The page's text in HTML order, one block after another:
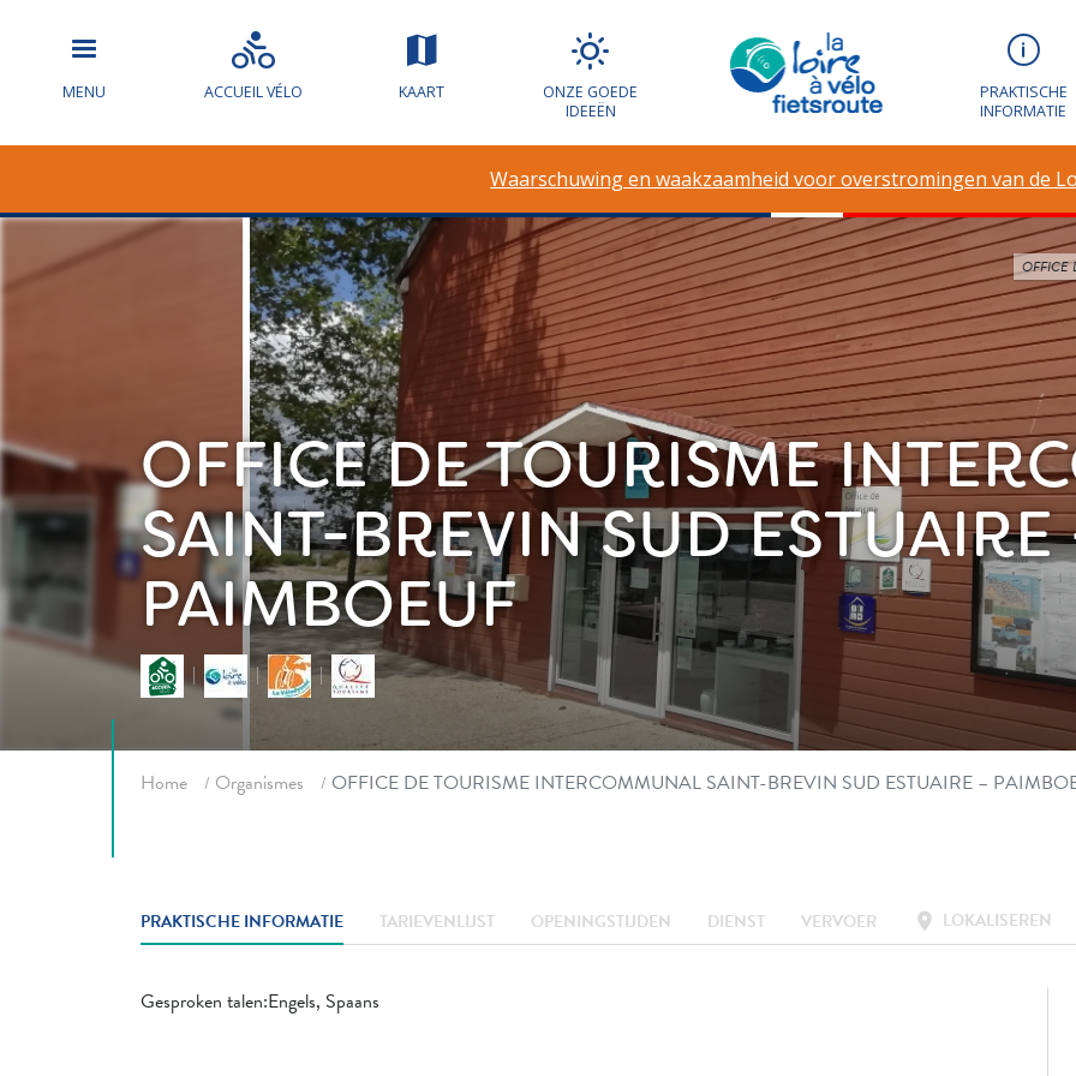
MENU ACCUEIL VÉLO KAART
ONZE GOEDE
IDEEËN
PRAKTISCHE
INFORMATIE
Waarschuwing en waakzaamheid voor overstromingen van de
OFFICE DE TOURISME
SAINT-BREVIN SUD ESTUAIRE
PAIMBOEUF
OFFICE
Home Organismes OFFICE DE TOURISME INTERCOMMUNAL SAINT-BREVIN SUD ESTUAIRE –
PRAKTISCHE INFORMATIE TARIEVENLIJST OPENINGSTIJDEN DIENST VERVOER location_on LOKALISEREN
Gesproken talen:Engels, Spaans